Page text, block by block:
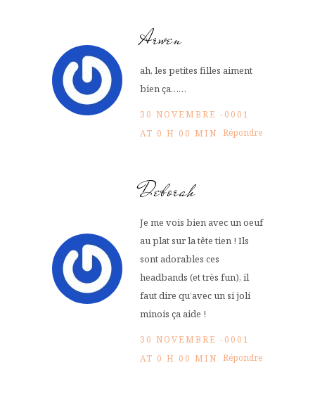
Arwen
ah, les petites filles aiment
bien ça……
30 NOVEMBRE -0001
AT 0 H 00 MIN Répondre
Deborah
Je me vois bien avec un oeuf
au plat sur la tête tien ! Ils
sont adorables ces
headbands (et très fun), il
faut dire qu’avec un si joli
minois ça aide !
30 NOVEMBRE -0001
AT 0 H 00 MIN Répondre